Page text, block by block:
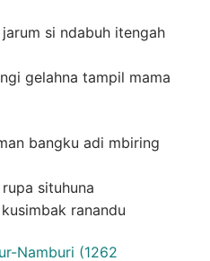
si ndabuh itengah
gelahna tampil mama
bangku adi mbiring
situhuna
ranandu
Namburi (1262